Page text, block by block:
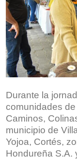
Durante la
comunidades
Caminos,
municipio de
Yojoa, Cortés,
Hondureña S.A.